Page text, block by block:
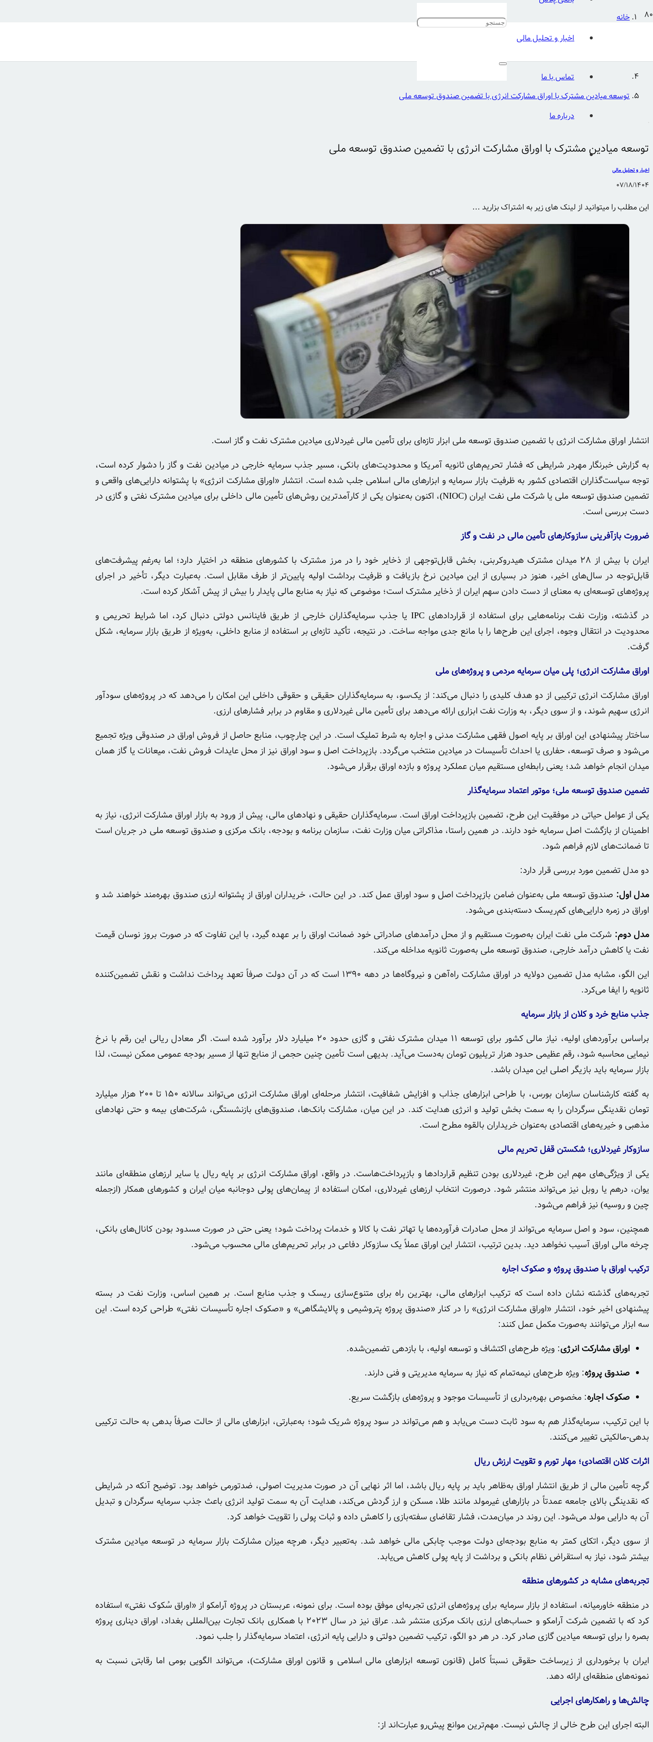
اخبار و تحلیل مالی
تماس با ما
درباره ما
خانه
توسعه میادین مشترک با اوراق مشارکت انرژی با تضمین صندوق توسعه ملی
توسعه میادین مشترک با اوراق مشارکت انرژی با تضمین صندوق توسعه ملی
اخبار و تحلیل مالی
07/18/1404
این مطلب را میتوانید از لینک های زیر به اشتراک بزارید …
انتشار اوراق مشارکت انرژی با تضمین صندوق توسعه ملی ابزار تازه‌ای برای تأمین مالی غیردلاری میادین مشترک نفت و گاز است.
به گزارش خبرنگار مهردر شرایطی که فشار تحریم‌های ثانویه آمریکا و محدودیت‌های بانکی، مسیر جذب سرمایه خارجی در میادین نفت و گاز را دشوار کرده است،
توجه سیاست‌گذاران اقتصادی کشور به ظرفیت بازار سرمایه و ابزارهای مالی اسلامی جلب شده است. انتشار «اوراق مشارکت انرژی» با پشتوانه دارایی‌های واقعی و
تضمین صندوق توسعه ملی یا شرکت ملی نفت ایران (NIOC)، اکنون به‌عنوان یکی از کارآمدترین روش‌های تأمین مالی داخلی برای میادین مشترک نفتی و گازی در
دست بررسی است.
ضرورت بازآفرینی سازوکارهای تأمین مالی در نفت و گاز
ایران با بیش از ۲۸ میدان مشترک هیدروکربنی، بخش قابل‌توجهی از ذخایر خود را در مرز مشترک با کشورهای منطقه در اختیار دارد؛ اما به‌رغم پیشرفت‌های
قابل‌توجه در سال‌های اخیر، هنوز در بسیاری از این میادین نرخ بازیافت و ظرفیت برداشت اولیه پایین‌تر از طرف مقابل است. به‌عبارت دیگر، تأخیر در اجرای
پروژه‌های توسعه‌ای به معنای از دست دادن سهم ایران از ذخایر مشترک است؛ موضوعی که نیاز به منابع مالی پایدار را بیش از پیش آشکار کرده است.
در گذشته، وزارت نفت برنامه‌هایی برای استفاده از قراردادهای IPC یا جذب سرمایه‌گذاران خارجی از طریق فاینانس دولتی دنبال کرد، اما شرایط تحریمی و
محدودیت در انتقال وجوه، اجرای این طرح‌ها را با مانع جدی مواجه ساخت. در نتیجه، تأکید تازه‌ای بر استفاده از منابع داخلی، به‌ویژه از طریق بازار سرمایه، شکل
گرفت.
اوراق مشارکت انرژی؛ پلی میان سرمایه مردمی و پروژه‌های ملی
اوراق مشارکت انرژی ترکیبی از دو هدف کلیدی را دنبال می‌کند: از یک‌سو، به سرمایه‌گذاران حقیقی و حقوقی داخلی این امکان را می‌دهد که در پروژه‌های سودآور
انرژی سهیم شوند، و از سوی دیگر، به وزارت نفت ابزاری ارائه می‌دهد برای تأمین مالی غیردلاری و مقاوم در برابر فشارهای ارزی.
ساختار پیشنهادی این اوراق بر پایه اصول فقهی مشارکت مدنی و اجاره به شرط تملیک است. در این چارچوب، منابع حاصل از فروش اوراق در صندوقی ویژه تجمیع
می‌شود و صرف توسعه، حفاری یا احداث تأسیسات در میادین منتخب می‌گردد. بازپرداخت اصل و سود اوراق نیز از محل عایدات فروش نفت، میعانات یا گاز همان
میدان انجام خواهد شد؛ یعنی رابطه‌ای مستقیم میان عملکرد پروژه و بازده اوراق برقرار می‌شود.
تضمین صندوق توسعه ملی؛ موتور اعتماد سرمایه‌گذار
یکی از عوامل حیاتی در موفقیت این طرح، تضمین بازپرداخت اوراق است. سرمایه‌گذاران حقیقی و نهادهای مالی، پیش از ورود به بازار اوراق مشارکت انرژی، نیاز به
اطمینان از بازگشت اصل سرمایه خود دارند. در همین راستا، مذاکراتی میان وزارت نفت، سازمان برنامه و بودجه، بانک مرکزی و صندوق توسعه ملی در جریان است
تا ضمانت‌های لازم فراهم شود.
دو مدل تضمین مورد بررسی قرار دارد:
مدل اول: صندوق توسعه ملی به‌عنوان ضامن بازپرداخت اصل و سود اوراق عمل کند. در این حالت، خریداران اوراق از پشتوانه ارزی صندوق بهره‌مند خواهند شد و
اوراق در زمره دارایی‌های کم‌ریسک دسته‌بندی می‌شود.
مدل دوم: شرکت ملی نفت ایران به‌صورت مستقیم و از محل درآمدهای صادراتی خود ضمانت اوراق را بر عهده گیرد، با این تفاوت که در صورت بروز نوسان قیمت
نفت یا کاهش درآمد خارجی، صندوق توسعه ملی به‌صورت ثانویه مداخله می‌کند.
این الگو، مشابه مدل تضمین دولایه در اوراق مشارکت راه‌آهن و نیروگاه‌ها در دهه ۱۳۹۰ است که در آن دولت صرفاً تعهد پرداخت نداشت و نقش تضمین‌کننده
ثانویه را ایفا می‌کرد.
جذب منابع خرد و کلان از بازار سرمایه
براساس برآوردهای اولیه، نیاز مالی کشور برای توسعه ۱۱ میدان مشترک نفتی و گازی حدود ۲۰ میلیارد دلار برآورد شده است. اگر معادل ریالی این رقم با نرخ
نیمایی محاسبه شود، رقم عظیمی حدود هزار تریلیون تومان به‌دست می‌آید. بدیهی است تأمین چنین حجمی از منابع تنها از مسیر بودجه عمومی ممکن نیست، لذا
بازار سرمایه باید بازیگر اصلی این میدان باشد.
به گفته کارشناسان سازمان بورس، با طراحی ابزارهای جذاب و افزایش شفافیت، انتشار مرحله‌ای اوراق مشارکت انرژی می‌تواند سالانه ۱۵۰ تا ۲۰۰ هزار میلیارد
تومان نقدینگی سرگردان را به سمت بخش تولید و انرژی هدایت کند. در این میان، مشارکت بانک‌ها، صندوق‌های بازنشستگی، شرکت‌های بیمه و حتی نهادهای
مذهبی و خیریه‌های اقتصادی به‌عنوان خریداران بالقوه مطرح است.
سازوکار غیردلاری؛ شکستن قفل تحریم‌ مالی
یکی از ویژگی‌های مهم این طرح، غیردلاری بودن تنظیم قراردادها و بازپرداخت‌هاست. در واقع، اوراق مشارکت انرژی بر پایه ریال یا سایر ارزهای منطقه‌ای مانند
یوان، درهم یا روبل نیز می‌تواند منتشر شود. درصورت انتخاب ارزهای غیردلاری، امکان استفاده از پیمان‌های پولی دوجانبه میان ایران و کشورهای همکار (ازجمله
چین و روسیه) نیز فراهم می‌شود.
همچنین، سود و اصل سرمایه می‌تواند از محل صادرات فرآورده‌ها یا تهاتر نفت با کالا و خدمات پرداخت شود؛ یعنی حتی در صورت مسدود بودن کانال‌های بانکی،
چرخه مالی اوراق آسیب نخواهد دید. بدین ترتیب، انتشار این اوراق عملاً یک سازوکار دفاعی در برابر تحریم‌های مالی محسوب می‌شود.
ترکیب اوراق با صندوق پروژه و صکوک اجاره
تجربه‌های گذشته نشان داده است که ترکیب ابزارهای مالی، بهترین راه برای متنوع‌سازی ریسک و جذب منابع است. بر همین اساس، وزارت نفت در بسته
پیشنهادی اخیر خود، انتشار «اوراق مشارکت انرژی» را در کنار «صندوق پروژه پتروشیمی و پالایشگاهی» و «صکوک اجاره تأسیسات نفتی» طراحی کرده است. این
سه ابزار می‌توانند به‌صورت مکمل عمل کنند:
اوراق مشارکت انرژی: ویژه طرح‌های اکتشاف و توسعه اولیه، با بازدهی تضمین‌شده.
صندوق پروژه: ویژه طرح‌های نیمه‌تمام که نیاز به سرمایه مدیریتی و فنی دارند.
صکوک اجاره: مخصوص بهره‌برداری از تأسیسات موجود و پروژه‌های بازگشت سریع.
با این ترکیب، سرمایه‌گذار هم به سود ثابت دست می‌یابد و هم می‌تواند در سود پروژه شریک شود؛ به‌عبارتی، ابزارهای مالی از حالت صرفاً بدهی به حالت ترکیبی
بدهی‌-‌مالکیتی تغییر می‌کنند.
اثرات کلان اقتصادی؛ مهار تورم و تقویت ارزش ریال
گرچه تأمین مالی از طریق انتشار اوراق به‌ظاهر باید بر پایه ریال باشد، اما اثر نهایی آن در صورت مدیریت اصولی، ضدتورمی خواهد بود. توضیح آنکه در شرایطی
که نقدینگی بالای جامعه عمدتاً در بازارهای غیرمولد مانند طلا، مسکن و ارز گردش می‌کند، هدایت آن به سمت تولید انرژی باعث جذب سرمایه سرگردان و تبدیل
آن به دارایی مولد می‌شود. این روند در میان‌مدت، فشار تقاضای سفته‌بازی را کاهش داده و ثبات پولی را تقویت خواهد کرد.
از سوی دیگر، اتکای کمتر به منابع بودجه‌ای دولت موجب چابکی مالی خواهد شد. به‌تعبیر دیگر، هرچه میزان مشارکت بازار سرمایه در توسعه میادین مشترک
بیشتر شود، نیاز به استقراض نظام بانکی و برداشت از پایه پولی کاهش می‌یابد.
تجربه‌های مشابه در کشورهای منطقه
در منطقه خاورمیانه، استفاده از بازار سرمایه برای پروژه‌های انرژی تجربه‌ای موفق بوده است. برای نمونه، عربستان در پروژه آرامکو از «اوراق سُکوک نفتی» استفاده
کرد که با تضمین شرکت آرامکو و حساب‌های ارزی بانک مرکزی منتشر شد. عراق نیز در سال ۲۰۲۳ با همکاری بانک تجارت بین‌المللی بغداد، اوراق دیناری پروژه
بصره را برای توسعه میادین گازی صادر کرد. در هر دو الگو، ترکیب تضمین دولتی و دارایی پایه انرژی، اعتماد سرمایه‌گذار را جلب نمود.
ایران با برخورداری از زیرساخت حقوقی نسبتاً کامل (قانون توسعه ابزارهای مالی اسلامی و قانون اوراق مشارکت)، می‌تواند الگویی بومی اما رقابتی نسبت به
نمونه‌های منطقه‌ای ارائه دهد.
چالش‌ها و راهکارهای اجرایی
البته اجرای این طرح خالی از چالش نیست. مهم‌ترین موانع پیش‌رو عبارت‌اند از: